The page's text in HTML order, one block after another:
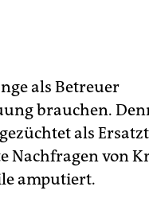
als Betreuer
brauchen.
als
Nachfragen von
amputiert.